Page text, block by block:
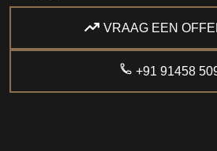
VRAAG EEN
+91 91458